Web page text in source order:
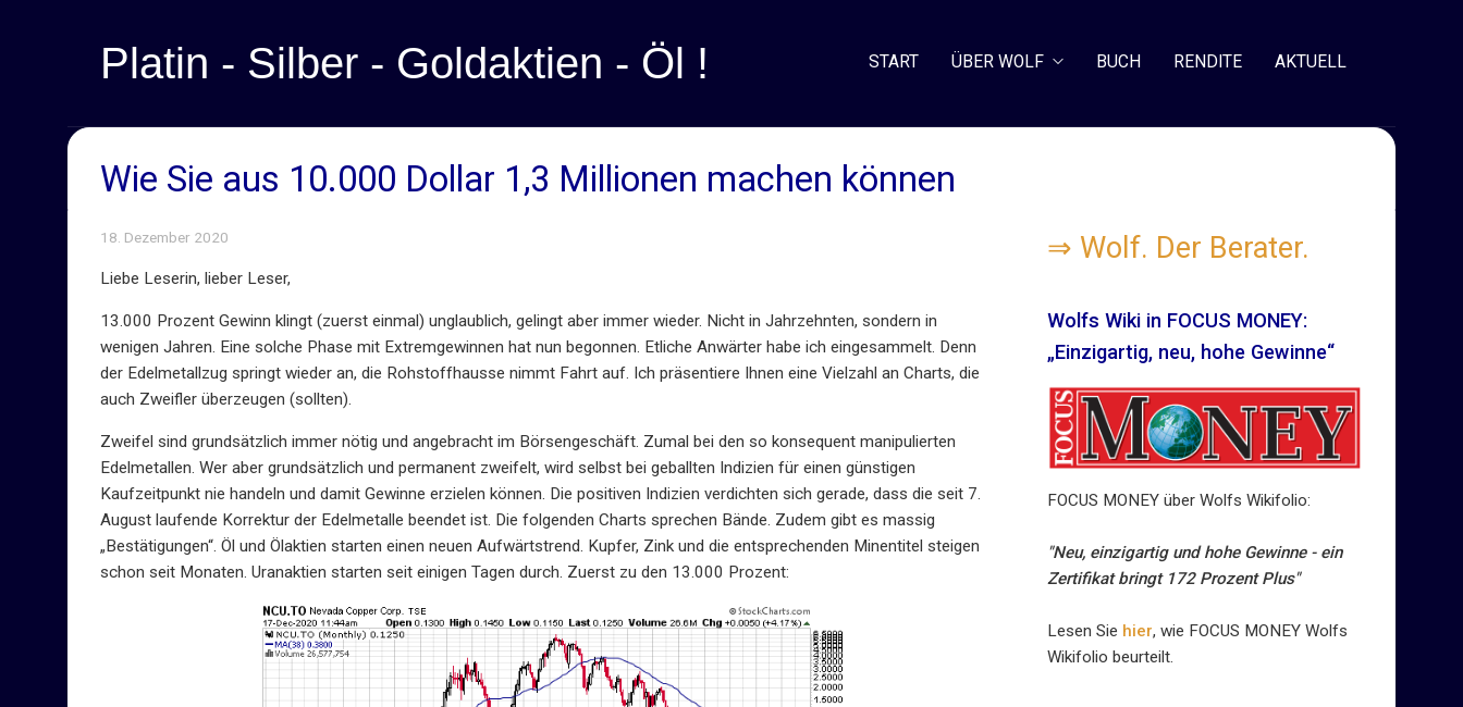
Platin - Silber - Goldaktien - Öl ! START ÜBER WOLF BUCH RENDITE AKTUELL
Wie Sie aus 10.000 Dollar 1,3 Millionen machen können
18. Dezember 2020
Liebe Leserin, lieber Leser,
13.000 Prozent Gewinn klingt (zuerst einmal) unglaublich, gelingt aber immer wieder. Nicht in Jahrzehnten, sondern in
wenigen Jahren. Eine solche Phase mit Extremgewinnen hat nun begonnen. Etliche Anwärter habe ich eingesammelt. Denn
der Edelmetallzug springt wieder an, die Rohstoffhausse nimmt Fahrt auf. Ich präsentiere Ihnen eine Vielzahl an Charts, die
auch Zweifler überzeugen (sollten).
Zweifel sind grundsätzlich immer nötig und angebracht im Börsengeschäft. Zumal bei den so konsequent manipulierten
Edelmetallen. Wer aber grundsätzlich und permanent zweifelt, wird selbst bei geballten Indizien für einen günstigen
Kaufzeitpunkt nie handeln und damit Gewinne erzielen können. Die positiven Indizien verdichten sich gerade, dass die seit 7.
August laufende Korrektur der Edelmetalle beendet ist. Die folgenden Charts sprechen Bände. Zudem gibt es massig
„Bestätigungen“. Öl und Ölaktien starten einen neuen Aufwärtstrend. Kupfer, Zink und die entsprechenden Minentitel steigen
schon seit Monaten. Uranaktien starten seit einigen Tagen durch. Zuerst zu den 13.000 Prozent:
⇒ Wolf. Der Berater.
Wolfs Wiki in FOCUS MONEY:
„Einzigartig, neu, hohe Gewinne“
FOCUS MONEY über Wolfs Wikifolio:
"Neu, einzigartig und hohe Gewinne - ein
Zertifikat bringt 172 Prozent Plus"
Lesen Sie hier, wie FOCUS MONEY Wolfs
Wikifolio beurteilt.